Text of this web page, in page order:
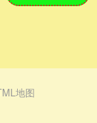
地图